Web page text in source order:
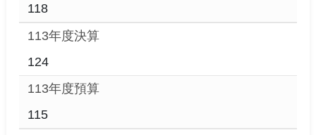
118
113年度決算
124
113年度預算
115